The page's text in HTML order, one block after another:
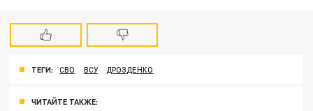
ТЕГИ: СВО ВСУ ДРОЗДЕНКО
ЧИТАЙТЕ ТАКЖЕ: